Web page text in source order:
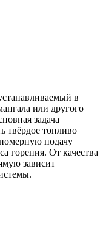
в
или другого
задача
твёрдое топливо
подачу
горения. От качества
зависит